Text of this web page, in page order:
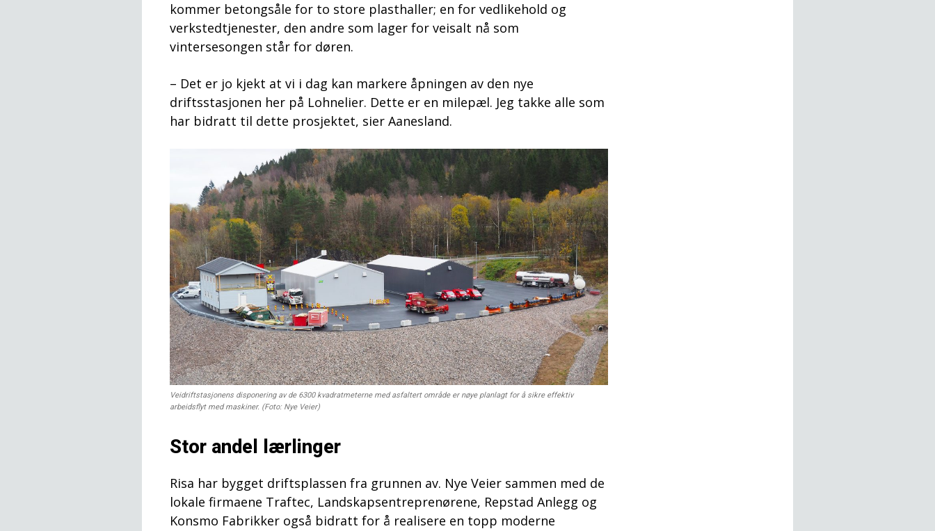
kommer betongsåle for to store plasthaller; en for vedlikehold og
verkstedtjenester, den andre som lager for veisalt nå som
vintersesongen står for døren.
– Det er jo kjekt at vi i dag kan markere åpningen av den nye
driftsstasjonen her på Lohnelier. Dette er en milepæl. Jeg takke alle som
har bidratt til dette prosjektet, sier Aanesland.
Veidriftstasjonens disponering av de 6300 kvadratmeterne med asfaltert område er nøye planlagt for å sikre effektiv
arbeidsflyt med maskiner. (Foto: Nye Veier)
Stor andel lærlinger
Risa har bygget driftsplassen fra grunnen av. Nye Veier sammen med de
lokale firmaene Traftec, Landskapsentreprenørene, Repstad Anlegg og
Konsmo Fabrikker også bidratt for å realisere en topp moderne